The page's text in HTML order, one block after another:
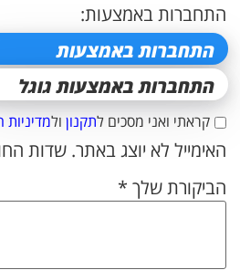
התחברות באמצעות:
קראתי ואני מסכים לתקנון ול
האימייל לא יוצג באתר. שדות
הביקורת שלך *